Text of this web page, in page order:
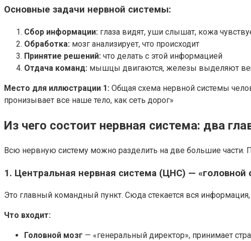
Основные задачи нервной системы:
Сбор информации: глаза видят, уши слышат, кожа
Обработка: мозг анализирует, что происходит
Принятие решений: что делать с этой информацией
Отдача команд: мышцы двигаются, железы выделяют
Место для иллюстрации 1: Общая схема нервной системы
пронизывает все наше тело, как сеть дорог»
Из чего состоит нервная система: два
Всю нервную систему можно разделить на две большие части.
1. Центральная нервная система (ЦНС) — «головной
Это главный командный пункт. Сюда стекается вся
Что входит:
Головной мозг — «генеральный директор», принимает